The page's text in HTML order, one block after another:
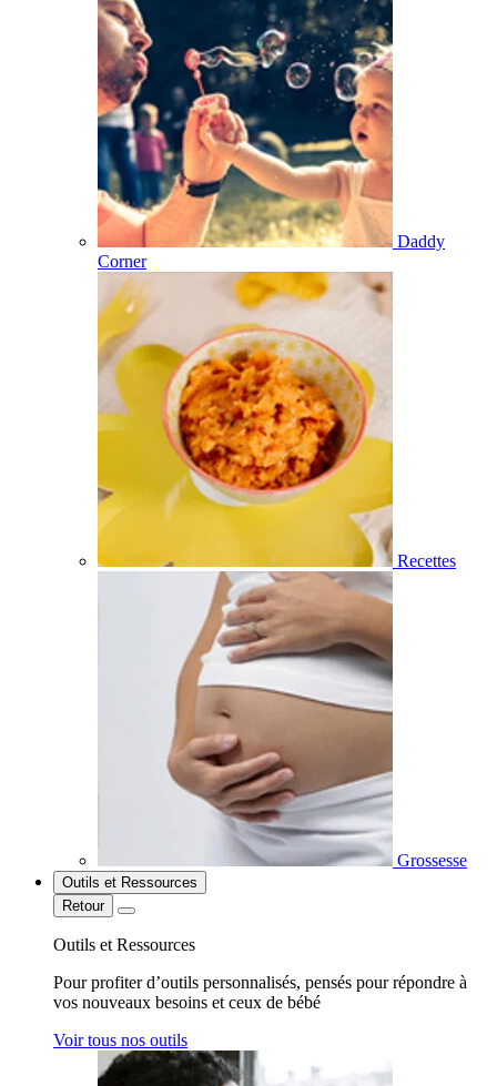
Daddy
Corner
Recettes
Grossesse
Outils et Ressources
Retour
Outils et Ressources
Pour profiter d’outils personnalisés, pensés pour répondre à
vos nouveaux besoins et ceux de bébé
Voir tous nos outils